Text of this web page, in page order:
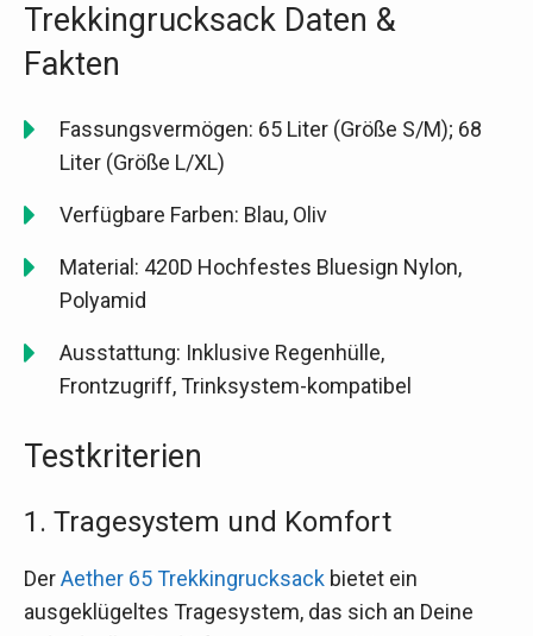
Trekkingrucksack Daten &
Fakten
Fassungsvermögen: 65 Liter (Größe S/M); 68
Liter (Größe L/XL)
Verfügbare Farben: Blau, Oliv
Material: 420D Hochfestes Bluesign Nylon,
Polyamid
Ausstattung: Inklusive Regenhülle,
Frontzugriff, Trinksystem-kompatibel
Testkriterien
1. Tragesystem und Komfort
DerAether 65 Trekkingrucksack bietet ein
ausgeklügeltes Tragesystem, das sich an Deine